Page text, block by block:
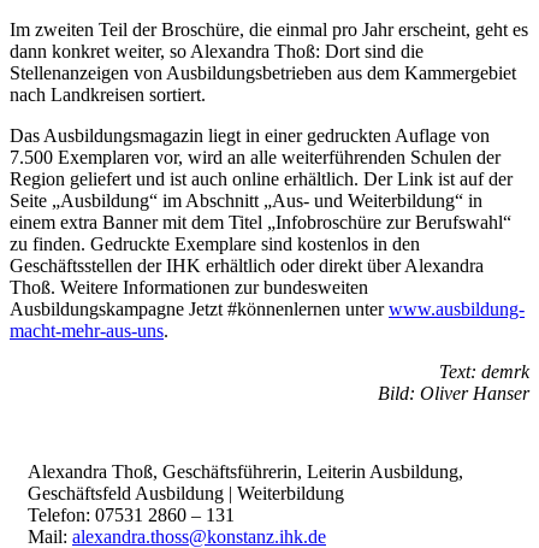
Im zweiten Teil der Broschüre, die einmal pro Jahr erscheint, geht es
dann konkret weiter, so Alexandra Thoß: Dort sind die
Stellenanzeigen von Ausbildungsbetrieben aus dem Kammergebiet
nach Landkreisen sortiert.
Das Ausbildungsmagazin liegt in einer gedruckten Auflage von
7.500 Exemplaren vor, wird an alle weiterführenden Schulen der
Region geliefert und ist auch online erhältlich. Der Link ist auf der
Seite „Ausbildung“ im Abschnitt „Aus- und Weiterbildung“ in
einem extra Banner mit dem Titel „Infobroschüre zur Berufswahl“
zu finden. Gedruckte Exemplare sind kostenlos in den
Geschäftsstellen der IHK erhältlich oder direkt über Alexandra
Thoß. Weitere Informationen zur bundesweiten
Ausbildungskampagne Jetzt #könnenlernen unterwww.ausbildung-
macht-mehr-aus-uns.
Text: demrk
Bild: Oliver Hanser
Alexandra Thoß, Geschäftsführerin, Leiterin Ausbildung,
Geschäftsfeld Ausbildung | Weiterbildung
Telefon: 07531 2860 – 131
Mail: alexandra.thoss@konstanz.ihk.de